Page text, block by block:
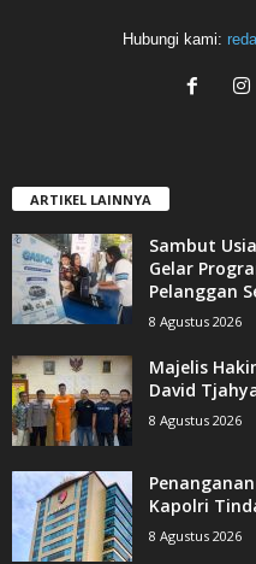
Hubungi kami:
ARTIKEL LAINNYA
Sambut
Gelar
Pelanggan
8 Agustus 2026
Majelis
David
8 Agustus 2026
Penanganan
Kapolri
8 Agustus 2026